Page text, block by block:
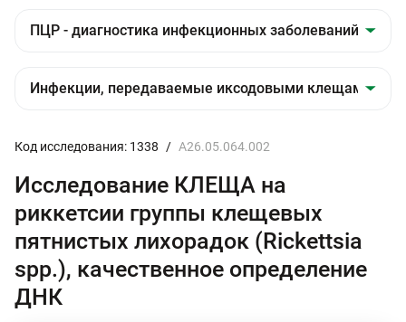
Код исследования: 1338 / A26.05.064.002
Исследование КЛЕЩА на
риккетсии группы клещевых
пятнистых лихорадок (Rickettsiа
spp.), качественное определение
ДНК